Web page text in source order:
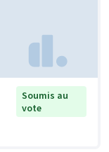
Soumis au
vote